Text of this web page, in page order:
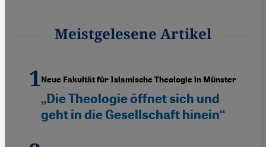
Meistgelesene Artikel
Neue Fakultät für Islamische Theologie in Münster
„Die Theologie öffnet sich und
geht in die Gesellschaft hinein“